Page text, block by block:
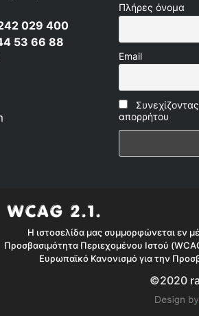
029 400
53 66 88
Πλήρες όνομα
Email
απορρήτου
Η ιστοσελίδα μας συμμορφώνεται εν
Προσβασιμότητα Περιεχομένου Ιστού
Ευρωπαϊκό Κανονισμό για την
©2020